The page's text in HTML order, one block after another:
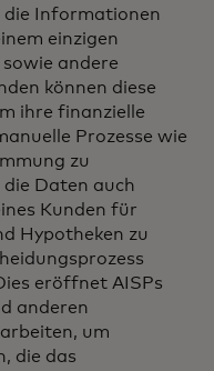
in einer neuen
die Informationen
einzigen
andere
können diese
ihre finanzielle
Prozesse wie
zu
Daten auch
Kunden für
Hypotheken zu
eröffnet AISPs
anderen
um
die das